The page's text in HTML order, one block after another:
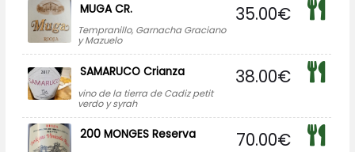
MUGA CR.
Tempranillo, Garnacha Graciano
y Mazuelo
35.00€
SAMARUCO Crianza
vino de la tierra de Cadiz petit
verdo y syrah
38.00€
200 MONGES Reserva 70.00€